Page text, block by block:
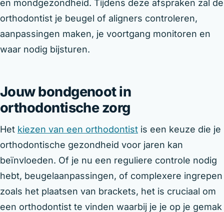
en mondgezondheid. Tijdens deze afspraken zal de
orthodontist je beugel of aligners controleren,
aanpassingen maken, je voortgang monitoren en
waar nodig bijsturen.
Jouw bondgenoot in
orthodontische zorg
Het kiezen van een orthodontist is een keuze die je
orthodontische gezondheid voor jaren kan
beïnvloeden. Of je nu een reguliere controle nodig
hebt, beugelaanpassingen, of complexere ingrepen
zoals het plaatsen van brackets, het is cruciaal om
een orthodontist te vinden waarbij je je op je gemak